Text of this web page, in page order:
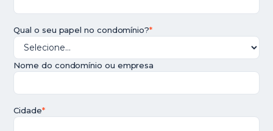
Qual o seu papel no condomínio?*
Nome do condomínio ou empresa
Cidade*